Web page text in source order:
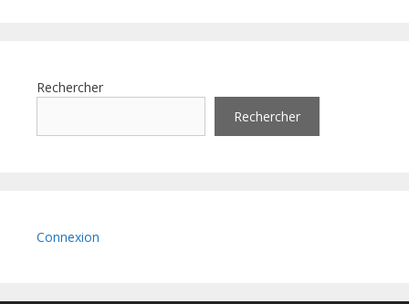
Rechercher
Rechercher
Connexion